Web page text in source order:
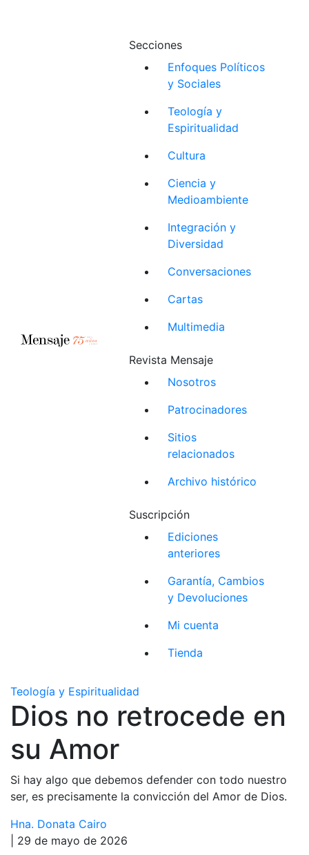
Secciones
Enfoques Políticos
y Sociales
Teología y
Espiritualidad
Cultura
Ciencia y
Medioambiente
Integración y
Diversidad
Conversaciones
Cartas
Multimedia
Revista Mensaje
Nosotros
Patrocinadores
Sitios
relacionados
Archivo histórico
Suscripción
Ediciones
anteriores
Garantía, Cambios
y Devoluciones
Mi cuenta
Tienda
Teología y Espiritualidad
Dios no retrocede en
su Amor
Si hay algo que debemos defender con todo nuestro
ser, es precisamente la convicción del Amor de Dios.
Hna. Donata Cairo
| 29 de mayo de 2026